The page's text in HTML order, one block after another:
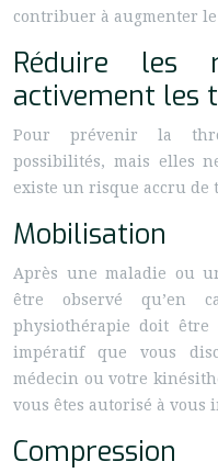
contribuer à augmenter
Réduire les
activement les
Pour prévenir la
possibilités, mais elles
existe un risque accru de
Mobilisation
Après une maladie ou
être observé qu’en
physiothérapie doit être
impératif que vous
médecin ou votre
vous êtes autorisé à vous
Compression